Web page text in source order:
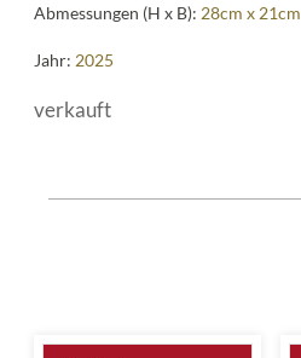
Abmessungen (H x B): 28cm x 21cm
Jahr: 2025
verkauft